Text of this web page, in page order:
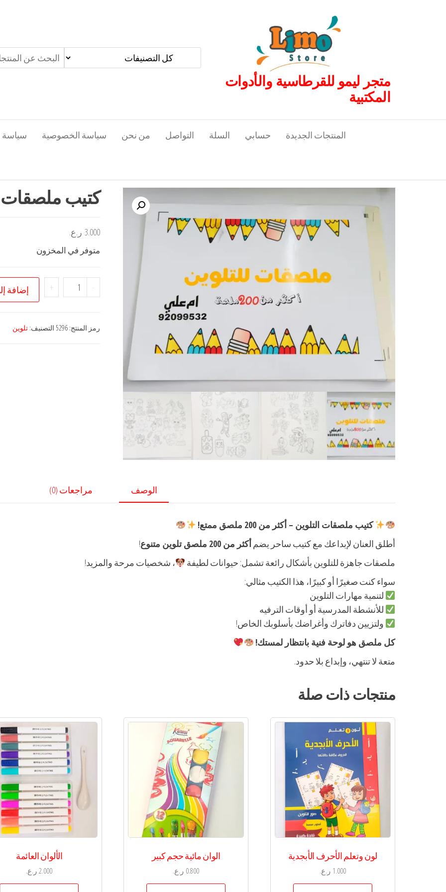
متجر ليمو للقرطاسية والأدوات
المكتبية
سياسة سياسة الخصوصية من نحن التواصل السلة حسابي المنتجات الجديدة
كتيب ملصقات
3.000 ر.ع.
متوفر في المخزون
-
كمية
كتيب
تلوين
+ إضافة
رمز المنتج: 5296 التصنيف: تلوين
الوصف مراجعات (0)
كتيب ملصقات التلوين – أكثر من 200 ملصق ممتع!
أطلق العنان لإبداعك مع كتيب ساحر يضمأكثر من 200 ملصق تلوين متنوع
!
ملصقات جاهزة للتلوين بأشكال رائعة تشمل: حيوانات لطيفة
، شخصيات مرحة والمزيد!
سواء كنت صغيرًا أو كبيرًا، هذا الكتيب مثالي:
لتنمية مهارات التلوين
للأنشطة المدرسية أو أوقات الترفيه
ولتزيين دفاترك وأغراضك بأسلوبك الخاص!
كل ملصق هو لوحة فنية بانتظار لمستك!
متعة لا تنتهي، وإبداع بلا حدود.
منتجات ذات صلة
لون وتعلم الأحرف الأبجدية
1.000 ر.ع.
الوان مائية حجم كبير
0.800 ر.ع.
الألوان العائمة
2.000 ر.ع.